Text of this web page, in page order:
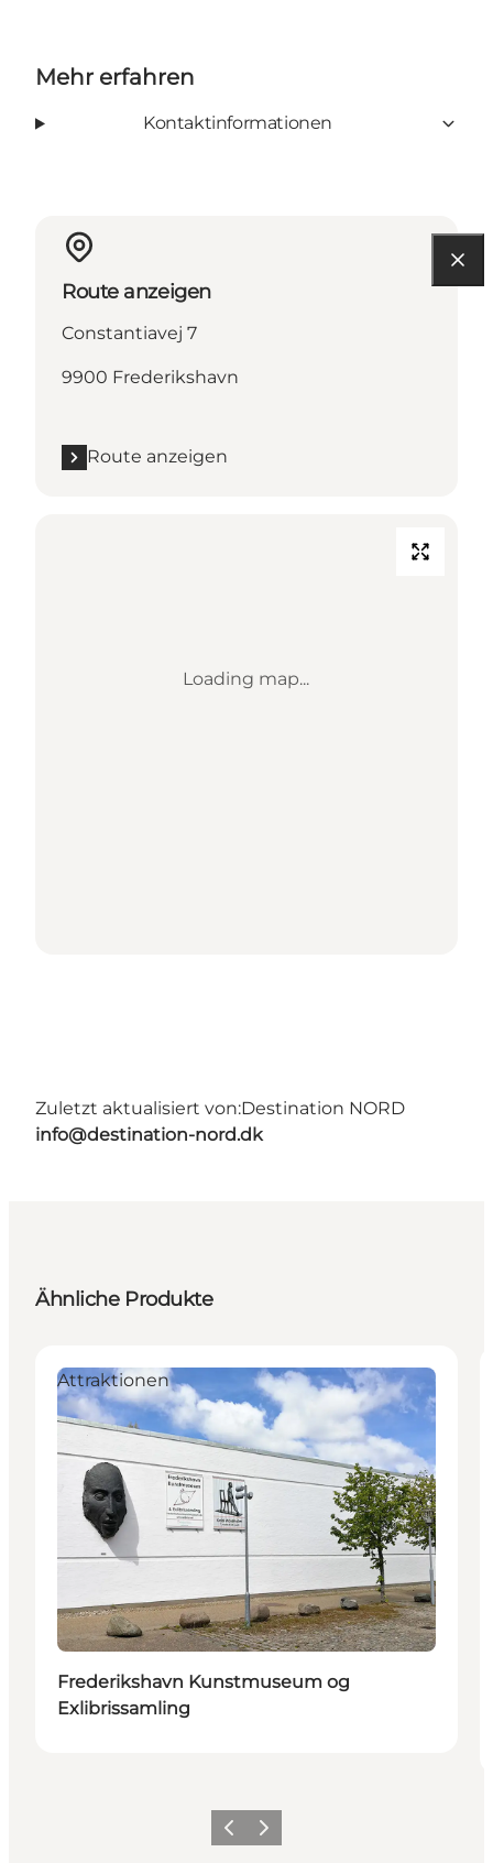
Mehr erfahren
Kontaktinformationen
Route anzeigen
Constantiavej 7
9900 Frederikshavn
Route anzeigen
Loading map...
Zuletzt aktualisiert von:Destination NORD
info@destination-nord.dk
Ähnliche Produkte
Attraktionen
Frederikshavn Kunstmuseum og
Exlibrissamling
ZurückWeiter